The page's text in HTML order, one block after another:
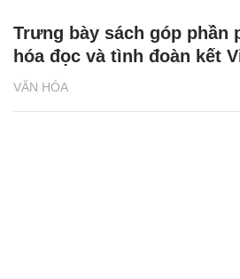
VĂN HÓA
Trưng bày sách góp phần
hóa đọc và tình đoàn kết